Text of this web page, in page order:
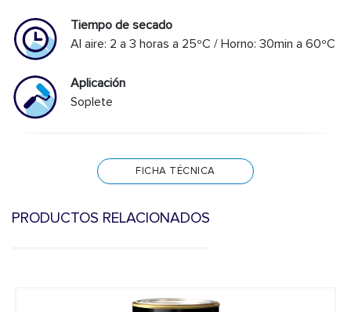
Tiempo de secado
Al aire: 2 a 3 horas a 25ºC / Horno: 30min a 60ºC
Aplicación
Soplete
FICHA TÉCNICA
PRODUCTOS RELACIONADOS